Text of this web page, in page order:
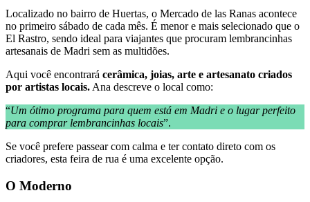
Localizado no bairro de Huertas, o Mercado de las Ranas acontece
no primeiro sábado de cada mês. É menor e mais selecionado que o
El Rastro, sendo ideal para viajantes que procuram lembrancinhas
artesanais de Madri sem as multidões.
Aqui você encontrará cerâmica, joias, arte e artesanato criados
por artistas locais. Ana descreve o local como:
“Um ótimo programa para quem está em Madri e o lugar perfeito
para comprar lembrancinhas locais”.
Se você prefere passear com calma e ter contato direto com os
criadores, esta feira de rua é uma excelente opção.
O Moderno